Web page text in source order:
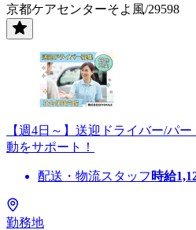
京都ケアセンターそよ風/29598
【週4日～】送迎ドライバー/パ
動をサポート！
配送・物流スタッフ 時給
勤務地